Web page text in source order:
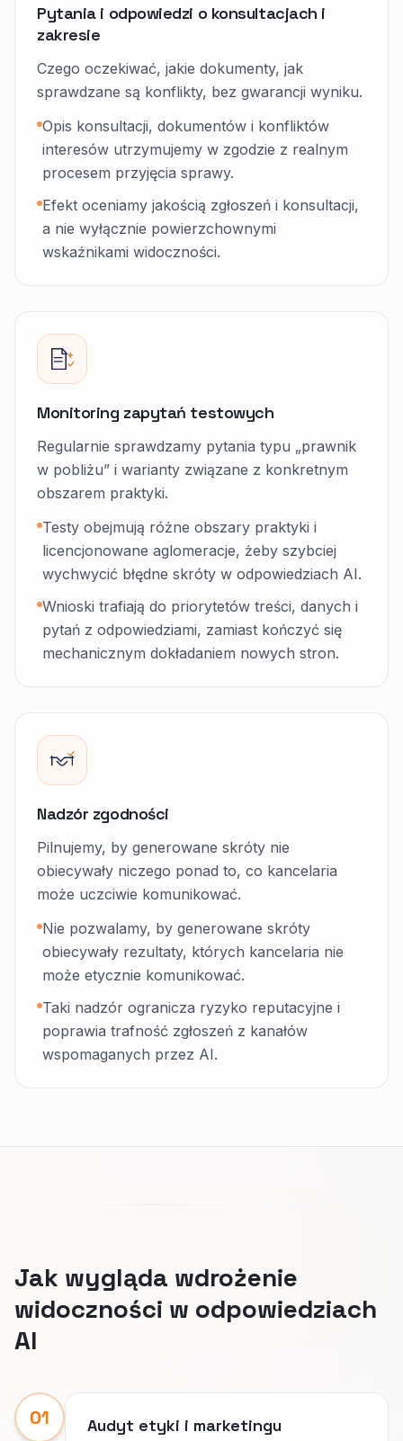
Pytania i odpowiedzi o konsultacjach i
zakresie
Czego oczekiwać, jakie dokumenty, jak
sprawdzane są konflikty, bez gwarancji wyniku.
Opis konsultacji, dokumentów i konfliktów
interesów utrzymujemy w zgodzie z realnym
procesem przyjęcia sprawy.
Efekt oceniamy jakością zgłoszeń i konsultacji,
a nie wyłącznie powierzchownymi
wskaźnikami widoczności.
Monitoring zapytań testowych
Regularnie sprawdzamy pytania typu „prawnik
w pobliżu” i warianty związane z konkretnym
obszarem praktyki.
Testy obejmują różne obszary praktyki i
licencjonowane aglomeracje, żeby szybciej
wychwycić błędne skróty w odpowiedziach AI.
Wnioski trafiają do priorytetów treści, danych i
pytań z odpowiedziami, zamiast kończyć się
mechanicznym dokładaniem nowych stron.
Nadzór zgodności
Pilnujemy, by generowane skróty nie
obiecywały niczego ponad to, co kancelaria
może uczciwie komunikować.
Nie pozwalamy, by generowane skróty
obiecywały rezultaty, których kancelaria nie
może etycznie komunikować.
Taki nadzór ogranicza ryzyko reputacyjne i
poprawia trafność zgłoszeń z kanałów
wspomaganych przez AI.
Jak wygląda wdrożenie
widoczności w odpowiedziach
AI
01 Audyt etyki i marketingu